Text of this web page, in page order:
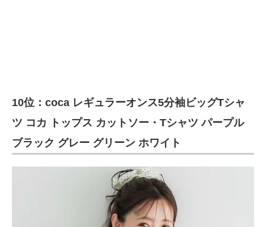
10位：coca レギュラーオンス5分袖ビッグTシャ
ツ コカ トップス カットソー・Tシャツ パープル
ブラック グレー グリーン ホワイト